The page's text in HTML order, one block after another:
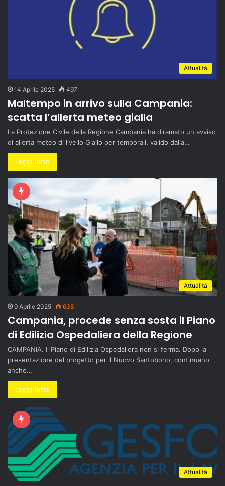
Attualità
14 Aprile 2025 497
Maltempo in arrivo sulla Campania:
scatta l’allerta meteo gialla
La Protezione Civile della Regione Campania ha diramato un avviso
di allerta meteo di livello Giallo per temporali, valido dalla…
Leggi tutto
Attualità
9 Aprile 2025 638
Campania, procede senza sosta il Piano
di Edilizia Ospedaliera della Regione
CAMPANIA. Il Piano di Edilizia Ospedaliera non si ferma. Dopo la
presentazione del progetto per il Nuovo Santobono, continuano
anche…
Leggi tutto
Attualità